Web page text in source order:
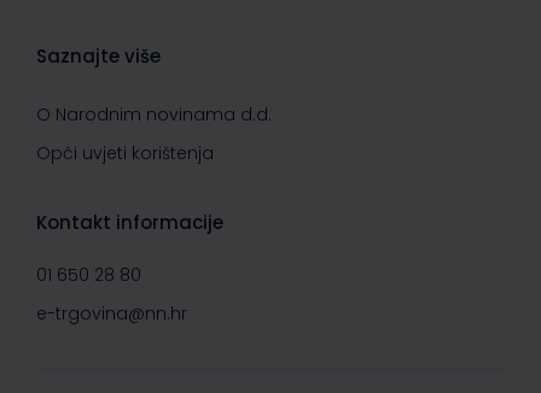
Saznajte više
O Narodnim novinama d.d.
Opći uvjeti korištenja
Kontakt informacije
01 650 28 80
e-trgovina@nn.hr